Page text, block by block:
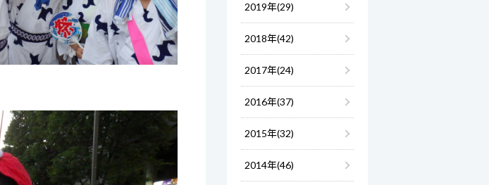
2019年(29)
2018年(42)
2017年(24)
2016年(37)
2015年(32)
2014年(46)